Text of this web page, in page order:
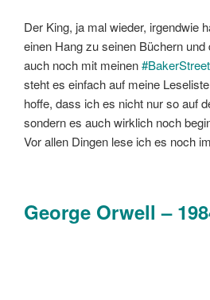
Der King, ja mal wieder, irgendwie
einen Hang zu seinen Büchern
auch noch mit meinen
steht es einfach auf meine
hoffe, dass ich es nicht nur so auf
sondern es auch wirklich noch
Vor allen Dingen lese ich es noch
George Orwell –